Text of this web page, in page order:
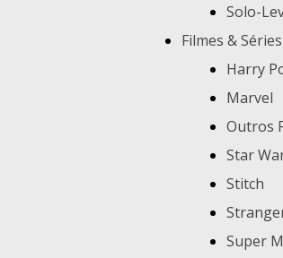
Solo-
Filmes & Séries
Harry
Marvel
Outros
Star
Stitch
Super